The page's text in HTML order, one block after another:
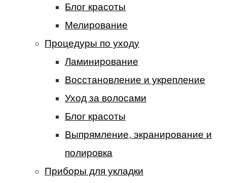
Блог красоты
Мелирование
Процедуры по уходу
Ламинирование
Восстановление и укрепление
Уход за волосами
Блог красоты
Выпрямление, экранирование и
полировка
Приборы для укладки